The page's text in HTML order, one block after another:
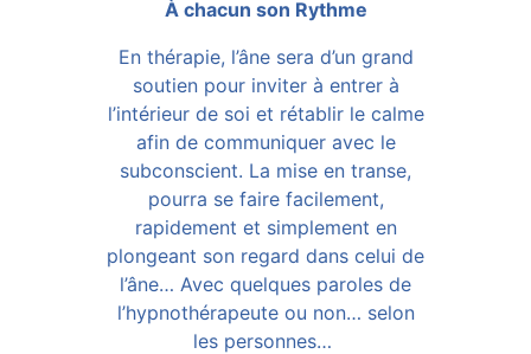
À chacun son Rythme
En thérapie, l’âne sera d’un grand
soutien pour inviter à entrer à
l’intérieur de soi et rétablir le calme
afin de communiquer avec le
subconscient. La mise en transe,
pourra se faire facilement,
rapidement et simplement en
plongeant son regard dans celui de
l’âne… Avec quelques paroles de
l’hypnothérapeute ou non… selon
les personnes…